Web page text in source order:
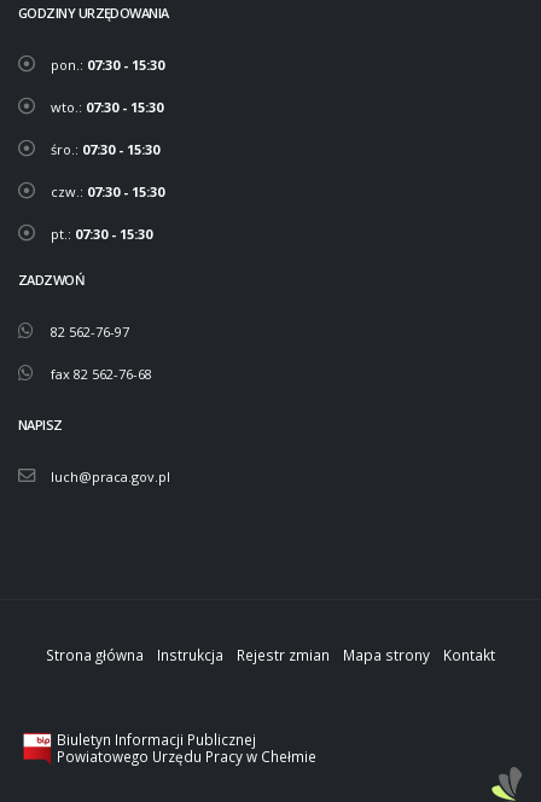
GODZINY URZĘDOWANIA
pon.: 07:30 - 15:30
wto.: 07:30 - 15:30
śro.: 07:30 - 15:30
czw.: 07:30 - 15:30
pt.: 07:30 - 15:30
ZADZWOŃ
82 562-76-97
fax 82 562-76-68
NAPISZ
luch@praca.gov.pl
Biuletyn Informacji Publicznej
Powiatowego Urzędu Pracy w Chełmie
Strona główna Instrukcja Rejestr zmian Mapa strony Kontakt